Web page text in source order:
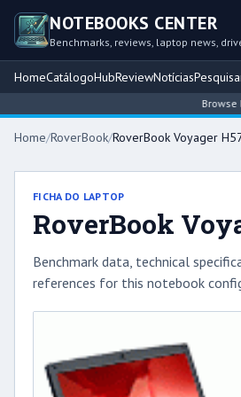
NOTEBOOKS CENTER
Benchmarks, reviews, laptop news,
HomeCatálogoHubReviewNotícias
Browse
Home/RoverBook/RoverBook Voyager
FICHA DO LAPTOP
RoverBook
Benchmark data, technical
references for this notebook